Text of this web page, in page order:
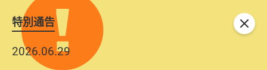
特別通告
2026.06.29
关闭